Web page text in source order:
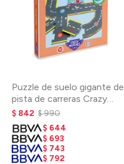
Puzzle de suelo gigante de
pista de carreras Crazy
Motors
$ 842 $990
$ 644
$ 693
$ 743
$ 792